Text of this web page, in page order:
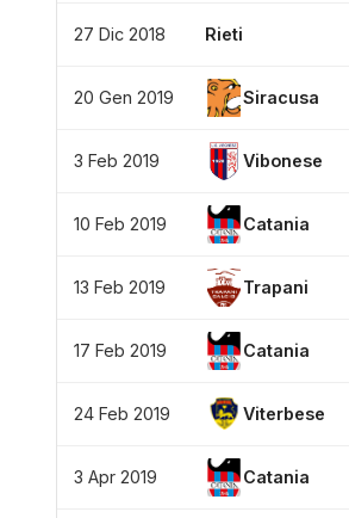
27 Dic 2018 Rieti
20 Gen 2019 Siracusa
3 Feb 2019 Vibonese
10 Feb 2019 Catania
13 Feb 2019 Trapani
17 Feb 2019 Catania
24 Feb 2019 Viterbese
3 Apr 2019 Catania